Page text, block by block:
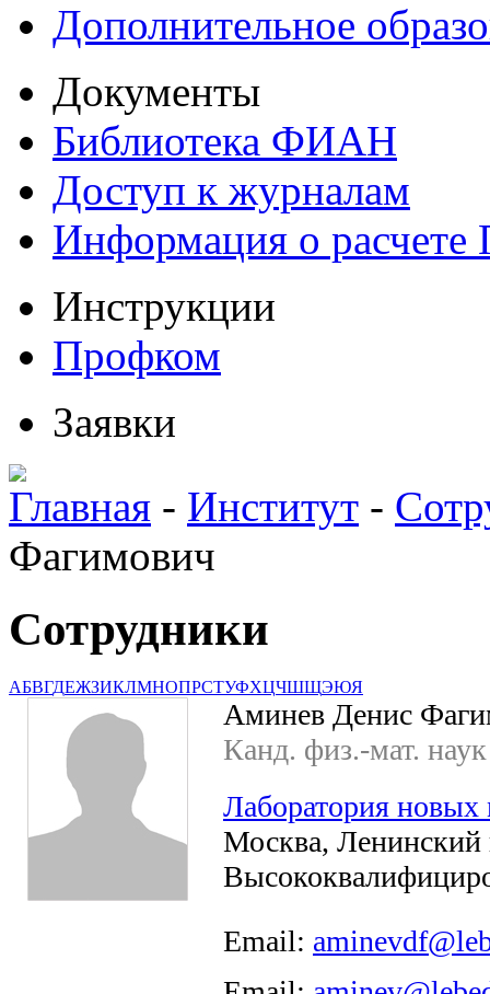
Дополнительное
Документы
Библиотека ФИАН
Доступ к журналам
Информация о
Инструкции
Профком
Заявки
Главная - Институт -
Фагимович
Сотрудники
АБВГДЕЖЗИКЛМНОПРСТУФХЦЧШЩЭЮЯ
Аминев Денис
Канд. физ.-мат. наук
Лаборатория
Москва, Ленинский
Email: